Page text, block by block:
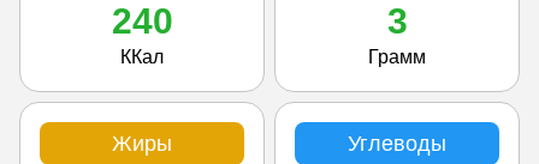
240
ККал
3
Грамм
Жиры Углеводы